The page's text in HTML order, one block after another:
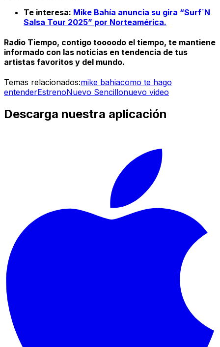
Te interesa: Mike Bahía anuncia su gira “Surf´N
Salsa Tour 2025” por Norteamérica.
Radio Tiempo, contigo toooodo el tiempo, te mantiene
informado con las noticias en tendencia de tus
artistas favoritos y del mundo.
Temas relacionados:mike bahiacomo te hago
entenderEstrenoNuevo Sencillonuevo video
Descarga nuestra aplicación